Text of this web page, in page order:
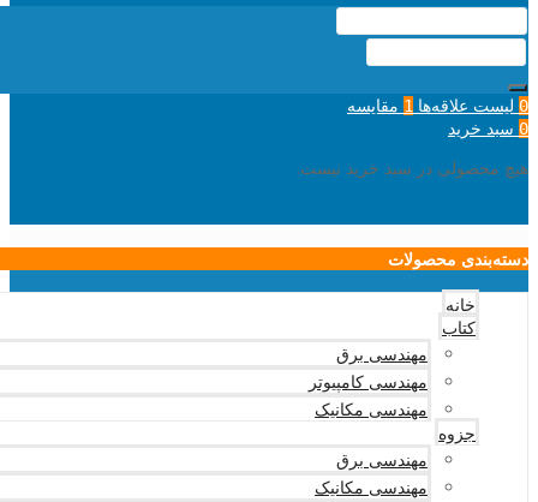
0 لیست علاقه‌ها 1 مقایسه
0 سبد خرید
هیچ محصولی در سبد خرید نیست.
دسته‌بندی محصولات
خانه
کتاب
مهندسی برق
مهندسی کامپیوتر
مهندسی مکانیک
جزوه
مهندسی برق
مهندسی مکانیک